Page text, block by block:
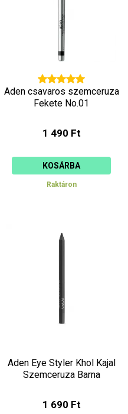
Aden csavaros szemceruza
Fekete No.01
1 490 Ft
KOSÁRBA
Raktáron
Aden Eye Styler Khol Kajal
Szemceruza Barna
1 690 Ft